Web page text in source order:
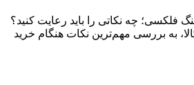
فلکسی؛ چه نکاتی را باید رعایت کنید؟
به بررسی مهم‌ترین نکات هنگام خرید